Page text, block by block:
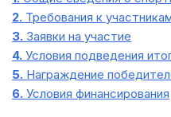
2. Требования к
3. Заявки на участие
4. Условия подведения
5. Награждение
6. Условия финансирования